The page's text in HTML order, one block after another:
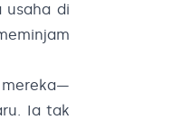
usaha di
mereka—
Ia tak